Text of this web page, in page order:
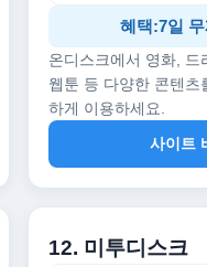
혜택:7일
온디스크에서 영화, 드
웹툰 등 다양한 콘텐츠
하게 이용하세요.
사이트
12. 미투디스크